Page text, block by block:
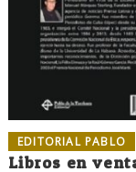
EDITORIAL PABLO
Libros en